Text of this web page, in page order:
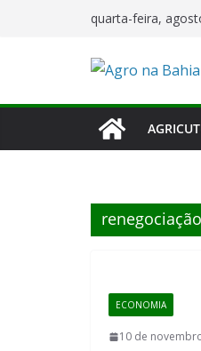
quarta-feira,
renegociação
ECONOMIA
10 de